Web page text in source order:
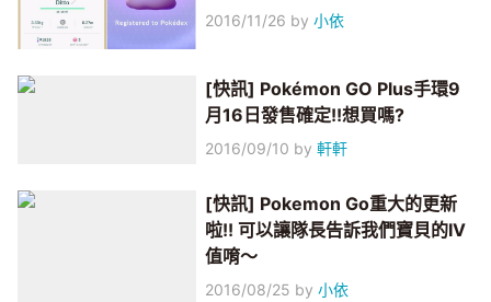
2016/11/26 by小依
[快訊] Pokémon GO Plus手環9
月16日發售確定!!想買嗎?
2016/09/10 by軒軒
[快訊] Pokemon Go重大的更新
啦!! 可以讓隊長告訴我們寶貝的IV
值唷～
2016/08/25 by小依